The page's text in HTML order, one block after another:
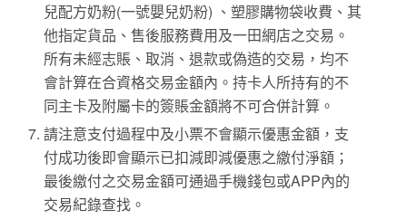
兒配方奶粉(一號嬰兒奶粉) 、塑膠購物袋收費、其
他指定貨品、售後服務費用及一田網店之交易。
所有未經志賬、取消、退款或偽造的交易，均不
會計算在合資格交易金額內。持卡人所持有的不
同主卡及附屬卡的簽賬金額將不可合併計算。
請注意支付過程中及小票不會顯示優惠金額，支
付成功後即會顯示已扣減即減優惠之繳付淨額；
最後繳付之交易金額可通過手機錢包或APP內的
交易紀錄查找。